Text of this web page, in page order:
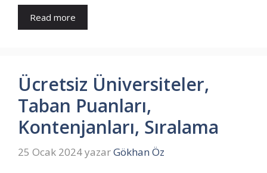
Read more
Ücretsiz Üniversiteler,
Taban Puanları,
Kontenjanları, Sıralama
25 Ocak 2024yazarGökhan Öz